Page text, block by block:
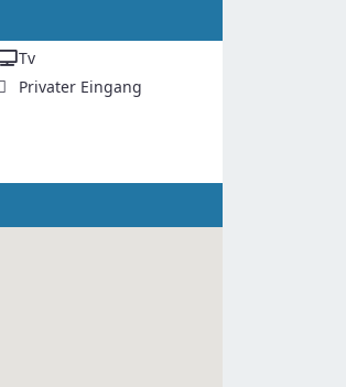
Tv
Privater Eingang